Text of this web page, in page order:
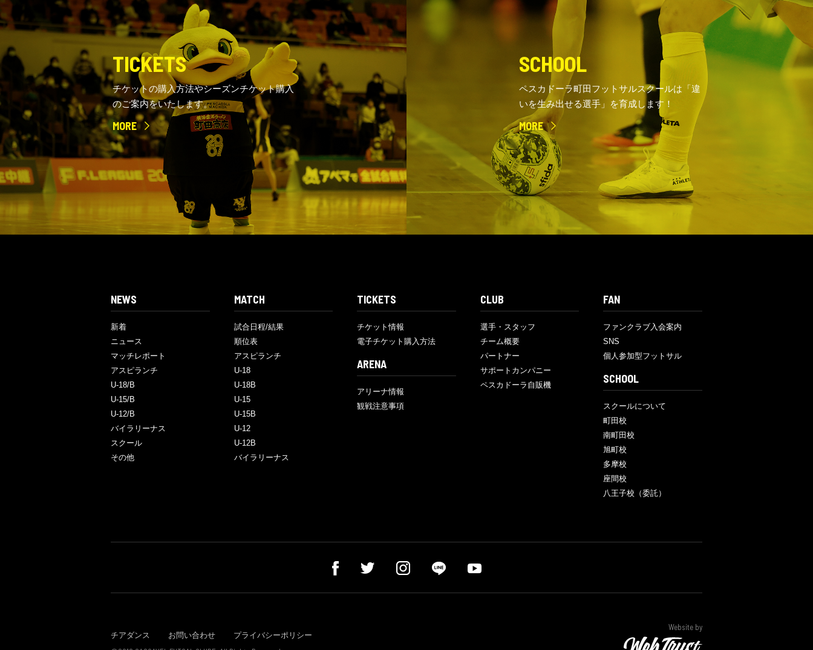
TICKETS
チケットの購入方法やシーズンチケット購入
のご案内をいたします。
MORE
SCHOOL
ペスカドーラ町田フットサルスクールは「違
いを生み出せる選手」を育成します！
MORE
NEWS
新着
ニュース
マッチレポート
アスピランチ
U-18/B
U-15/B
U-12/B
バイラリーナス
スクール
その他
MATCH
試合日程/結果
順位表
アスピランチ
U-18
U-18B
U-15
U-15B
U-12
U-12B
バイラリーナス
TICKETS
チケット情報
電子チケット購入方法
ARENA
アリーナ情報
観戦注意事項
CLUB
選手・スタッフ
チーム概要
パートナー
サポートカンパニー
ペスカドーラ自販機
FAN
ファンクラブ入会案内
SNS
個人参加型フットサル
SCHOOL
スクールについて
町田校
南町田校
旭町校
多摩校
座間校
八王子校（委託）
チアダンス お問い合わせ プライバシーポリシー
Website by